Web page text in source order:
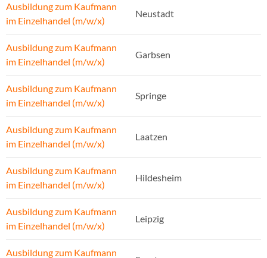
Ausbildung zum Kaufmann
im Einzelhandel (m/w/x)
Neustadt
Ausbildung zum Kaufmann
im Einzelhandel (m/w/x)
Garbsen
Ausbildung zum Kaufmann
im Einzelhandel (m/w/x)
Springe
Ausbildung zum Kaufmann
im Einzelhandel (m/w/x)
Laatzen
Ausbildung zum Kaufmann
im Einzelhandel (m/w/x)
Hildesheim
Ausbildung zum Kaufmann
im Einzelhandel (m/w/x)
Leipzig
Ausbildung zum Kaufmann